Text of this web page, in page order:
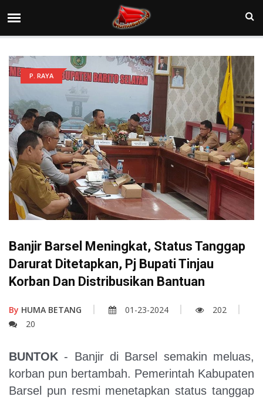
P. RAYA
Banjir Barsel Meningkat, Status Tanggap
Darurat Ditetapkan, Pj Bupati Tinjau
Korban Dan Distribusikan Bantuan
By HUMA BETANG 01-23-2024
202
20
BUNTOK - Banjir di Barsel semakin meluas,
korban pun bertambah. Pemerintah Kabupaten
Barsel pun resmi menetapkan status tanggap